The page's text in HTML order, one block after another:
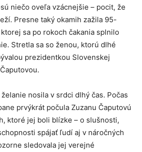
niečo oveľa vzácnejšie – pocit, že
Presne taký okamih zažila 95-
sa po rokoch čakania splnilo
Stretla sa so ženou, ktorú dlhé
prezidentkou Slovenskej
nosila v srdci dlhý čas. Počas
prvýkrát počula Zuzanu Čaputovú
ktoré jej boli blízke – o slušnosti,
spájať ľudí aj v náročných
sledovala jej verejné